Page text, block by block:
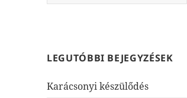
LEGUTÓBBI BEJEGYZÉSEK
Karácsonyi készülődés